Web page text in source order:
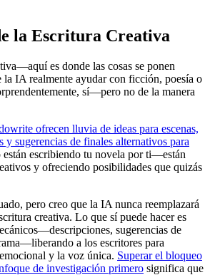
la Escritura Creativa
es donde las cosas se ponen
la IA realmente ayudar con ficción, poesía o
sí—pero no de la manera
ofrecen lluvia de ideas para escenas,
y sugerencias de finales alternativos para
están escribiendo tu novela por ti—están
y ofreciendo posibilidades que quizás
pero creo que la IA nunca reemplazará
creativa. Lo que sí puede hacer es
sugerencias de
a los escritores para
y la voz única. Superar el bloqueo
de investigación primero significa que